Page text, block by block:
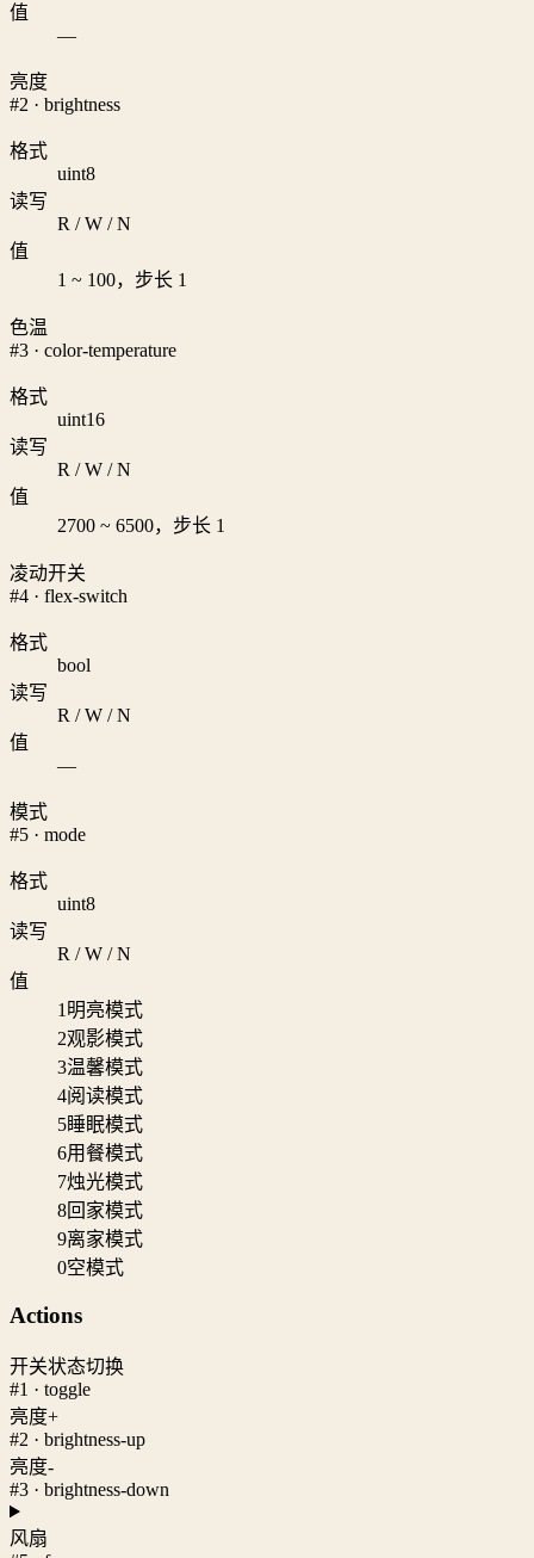
值
—
亮度
#2 · brightness
格式
uint8
读写
R / W / N
值
1 ~ 100，步长 1
色温
#3 · color-temperature
格式
uint16
读写
R / W / N
值
2700 ~ 6500，步长 1
凌动开关
#4 · flex-switch
格式
bool
读写
R / W / N
值
—
模式
#5 · mode
格式
uint8
读写
R / W / N
值
1 明亮模式
2观影模式
3温馨模式
4阅读模式
5睡眠模式
6用餐模式
7烛光模式
8回家模式
9离家模式
0空模式
Actions
开关状态切换
#1 · toggle
亮度+
#2 · brightness-up
亮度-
#3 · brightness-down
风扇